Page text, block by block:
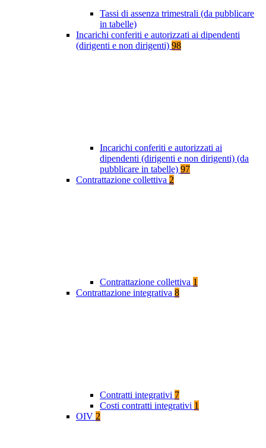
Tassi di assenza trimestrali (da pubblicare
in tabelle)
Incarichi conferiti e autorizzati ai dipendenti
(dirigenti e non dirigenti) 98
Incarichi conferiti e autorizzati ai
dipendenti (dirigenti e non dirigenti) (da
pubblicare in tabelle) 97
Contrattazione collettiva 2
Contrattazione collettiva 1
Contrattazione integrativa 8
Contratti integrativi 7
Costi contratti integrativi 1
OIV 2